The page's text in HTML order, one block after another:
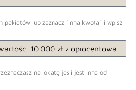
pakietów lub zaznacz "inna kwota" i wpisz
na lokatę jeśli jest inna od